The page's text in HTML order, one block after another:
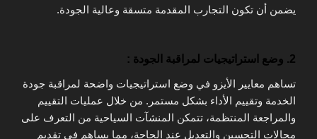
يضمن أن تكون التجارب المقدمة متسقة وعالية الجودة.
2. وضع استراتيجيات لمراقبة الجودة :
تساهم معايير الأيزو في وضع استراتيجيات واضحة لمراقبة جودة
الخدمة وتقييم الأداء بشكل مستمر. من خلال عمليات التقييم
والمراجعة المنتظمة، تتمكن المنشآت السياحية من التعرف على
مجالات التحسين والتعديل عند الحاجة، مما يساهم في تقديم